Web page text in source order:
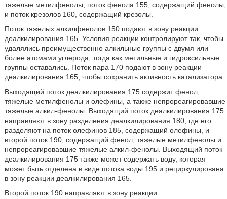
тяжелые метилфенолы, поток фенола 155, содержащий фенолы,
и поток крезолов 160, содержащий крезолы.
Поток тяжелых алкилфенолов 150 подают в зону реакции
деалкилирования 165. Условия реакции контролируют так, чтобы
удалялись преимущественно алкильные группы с двумя или
более атомами углерода, тогда как метильные и гидроксильные
группы оставались. Поток пара 170 подают в зону реакции
деалкилирования 165, чтобы сохранить активность катализатора.
Выходящий поток деалкилирования 175 содержит фенол,
тяжелые метилфенолы и олефины, а также непрореагировавшие
тяжелые алкил-фенолы. Выходящий поток деалкилирования 175
направляют в зону разделения деалкилирования 180, где его
разделяют на поток олефинов 185, содержащий олефины, и
второй поток 190, содержащий фенол, тяжелые метилфенолы и
непрореагировавшие тяжелые алкил-фенолы. Выходящий поток
деалкилирования 175 также может содержать воду, которая
может быть отделена в виде потока воды 195 и рециркулирована
в зону реакции деалкилирования 165.
Второй поток 190 направляют в зону реакции